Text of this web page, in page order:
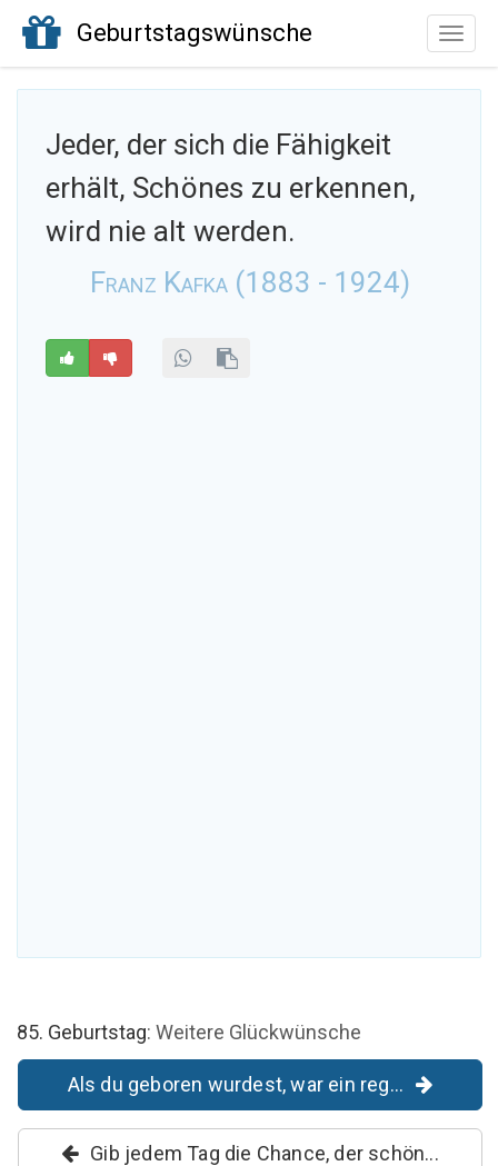
Toggle
Geburtstagswünsche
Jeder, der sich die Fähigkeit
erhält, Schönes zu erkennen,
wird nie alt werden.
Franz Kafka (1883 - 1924)
85. Geburtstag: Weitere Glückwünsche
Als du geboren wurdest, war ein reg...
Gib jedem Tag die Chance, der schön...